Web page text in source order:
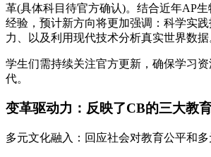
革(具体科目待官方确认)。结合近年AP
经验，预计新方向将更加强调：科学实
力、以及利用现代技术分析真实世界数据
学生们需持续关注官方更新，确保学习
代。
变革驱动力：反映了CB的三大教
多元文化融入：回应社会对教育公平和多